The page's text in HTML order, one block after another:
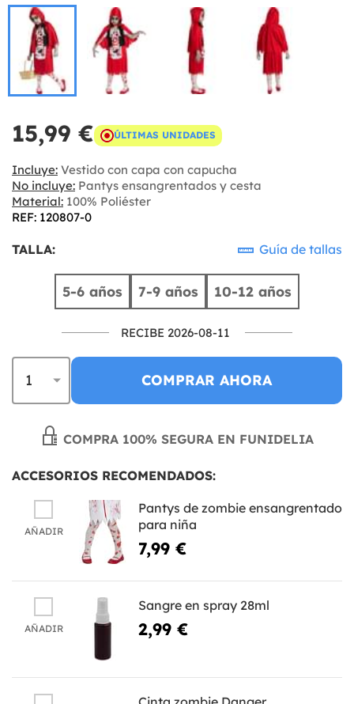
15,99 € ÚLTIMAS UNIDADES
Incluye: Vestido con capa con capucha
No incluye: Pantys ensangrentados y cesta
Material: 100% Poliéster
REF: 120807-0
TALLA: Guía de tallas
5-6 años 7-9 años 10-12 años
RECIBE 2026-08-11
COMPRAR AHORA
COMPRA 100% SEGURA EN FUNIDELIA
ACCESORIOS RECOMENDADOS:
AÑADIR
Pantys de zombie ensangrentado
para niña
7,99 €
AÑADIR
Sangre en spray 28ml
2,99 €